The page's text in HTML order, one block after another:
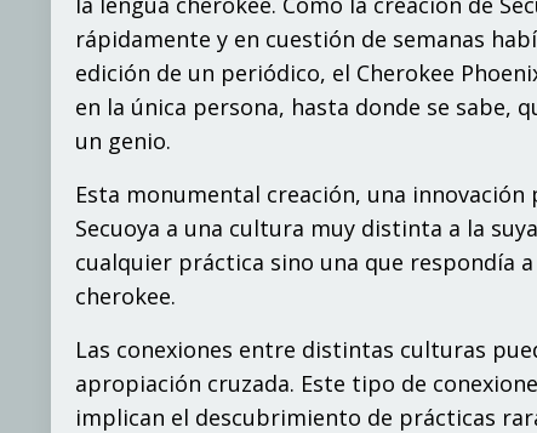
rápidamente y en cuestión de semanas habí
edición de un periódico, el Cherokee Pho
en la única persona, hasta donde se sabe, q
un genio.
Esta monumental creación, una
Secuoya a una cultura muy distinta a la su
cualquier práctica sino una que respondía a
cherokee.
Las conexiones entre distintas culturas pue
apropiación cruzada. Este tipo de conexion
implican el descubrimiento de prácticas rar